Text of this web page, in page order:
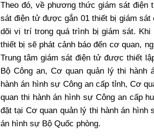
Theo đó, về phương thức giám sát
sát điện tử được gắn 01 thiết bị giám
dõi vị trí trong quá trình bị giám sát.
thiết bị sẽ phát cảnh báo đến cơ quan,
Trung tâm giám sát điện tử được thiết
Bộ Công an, Cơ quan quản lý thi hành
hành án hình sự Công an cấp tỉnh, Cơ
quan thi hành án hình sự Công an cấp
đặt tại Cơ quan quản lý thi hành án hình
án hình sự Bộ Quốc phòng.